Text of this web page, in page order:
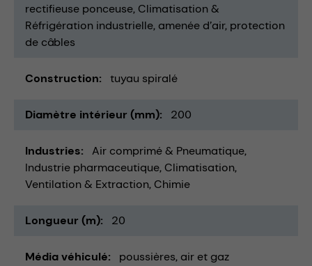
rectifieuse ponceuse Climatisation &
Réfrigération industrielle amenée d’air protection
de câbles
Construction tuyau spiralé
Diamètre intérieur (mm) 200
Industries
Air comprimé & Pneumatique
Industrie pharmaceutique Climatisation,
Ventilation & Extraction Chimie
Longueur (m) 20
Média véhiculé poussières air et gaz